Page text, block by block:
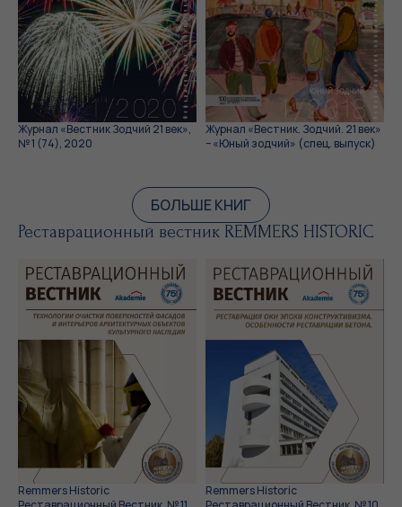
Журнал «Вестник Зодчий 21 век»,
№ 1 (74), 2020
Журнал «Вестник. Зодчий. 21 век»
– «Юный зодчий» (спец. выпуск)
БОЛЬШЕ КНИГ
Реставрационный вестник REMMERS HISTORIC
Remmers Historic
Remmers Historic